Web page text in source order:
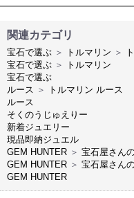
関連カテゴリ
宝石で選ぶ ＞ トルマリン ＞
宝石で選ぶ ＞
トルマリン
宝石で選ぶ
ルース ＞
トルマリン ルース
ルース
そくのうじゅえりー
新着ジュエリー
現品即納ジュエル
GEM HUNTER ＞ 宝石屋さん
GEM HUNTER ＞ 宝石屋さん
GEM HUNTER